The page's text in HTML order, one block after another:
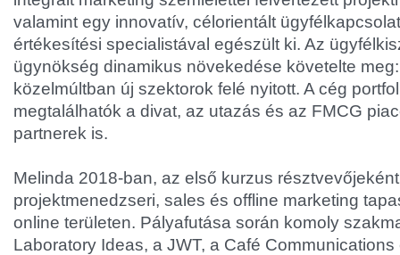
valamint egy innovatív, célorientált
értékesítési specialistával egészült ki. Az
ügynökség dinamikus növekedése követelte
közelmúltban új szektorok felé nyitott. A cég
megtalálhatók a divat, az utazás és az FMCG
partnerek is.
Melinda 2018-ban, az első kurzus
projektmenedzseri, sales és offline marketing
online területen. Pályafutása során komoly
Laboratory Ideas, a JWT, a Café